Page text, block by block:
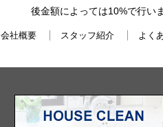
後金額によっては10%で行い
会社概要 スタッフ紹介 よく